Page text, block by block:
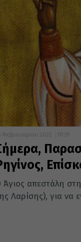
Φεβρουαρίου 2022 10:39
Άγιος απεστάλη
Λαρίσης), για να